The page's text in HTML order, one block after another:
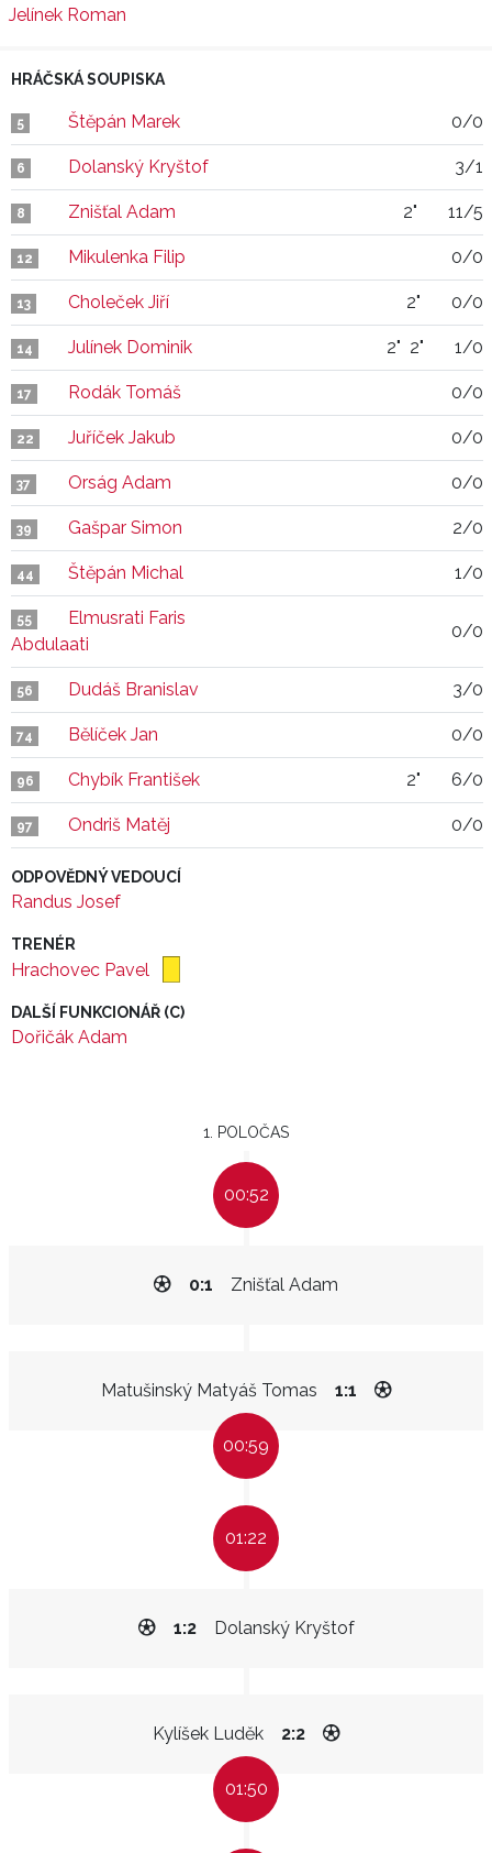
Jelínek Roman
HRÁČSKÁ SOUPISKA
5 Štěpán Marek 0/0
6 Dolanský Kryštof 3/1
8 Znišťal Adam 2" 11/5
12 Mikulenka Filip 0/0
13 Choleček Jiří 2" 0/0
14 Julínek Dominik 2" 2" 1/0
17 Rodák Tomáš 0/0
22 Juříček Jakub 0/0
37 Orság Adam 0/0
39 Gašpar Simon 2/0
44 Štěpán Michal 1/0
55
Elmusrati Faris
Abdulaati
0/0
56 Dudáš Branislav 3/0
74 Bělíček Jan 0/0
96 Chybík František 2" 6/0
97 Ondriš Matěj 0/0
ODPOVĚDNÝ VEDOUCÍ
Randus Josef
TRENÉR
Hrachovec Pavel
DALŠÍ FUNKCIONÁŘ (C)
Dořičák Adam
1. POLOČAS
00:52
Znišťal Adam
0:1
Matušinský Matyáš Tomas 1:1
00:59
01:22
Dolanský Kryštof
1:2
Kylíšek Luděk 2:2
01:50